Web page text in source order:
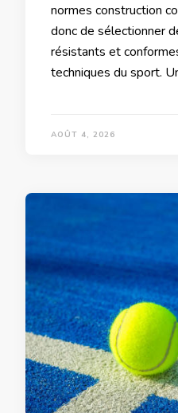
normes construction
donc de sélectionner
résistants et
techniques du sport.
AOÛT 4, 2026